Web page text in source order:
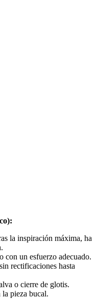
la inspiración máxima, ha
con un esfuerzo adecuado.
rectificaciones hasta
o cierre de glotis.
pieza bucal.